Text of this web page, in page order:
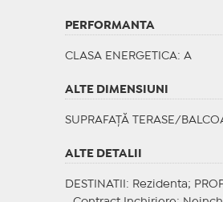
PERFORMANTA
CLASA ENERGETICA: A
ALTE DIMENSIUNI
SUPRAFAȚĂ TERASE/
ALTE DETALII
DESTINATII : Rezidenta;